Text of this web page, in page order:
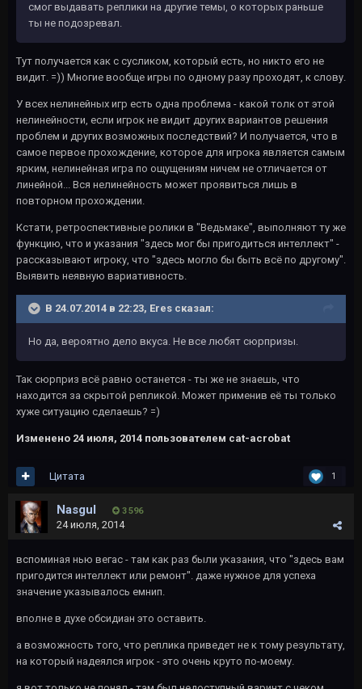
смог выдавать реплики на другие темы, о которых раньше
ты не подозревал.
Тут получается как с сусликом, который есть, но никто его не
видит. =)) Многие вообще игры по одному разу проходят, к слову.
У всех нелинейных игр есть одна проблема - какой толк от этой
нелинейности, если игрок не видит других вариантов решения
проблем и других возможных последствий? И получается, что в
самое первое прохождение, которое для игрока является самым
ярким, нелинейная игра по ощущениям ничем не отличается от
линейной... Вся нелинейность может проявиться лишь в
повторном прохождении.
Кстати, ретроспективные ролики в "Ведьмаке", выполняют ту же
функцию, что и указания "здесь мог бы пригодиться интеллект" -
рассказывают игроку, что "здесь могло бы быть всё по другому".
Выявить неявную вариативность.
В 24.07.2014 в 22:23, Eres сказал:
Но да, вероятно дело вкуса. Не все любят сюрпризы.
Так сюрприз всё равно останется - ты же не знаешь, что
находится за скрытой репликой. Может применив её ты только
хуже ситуацию сделаешь? =)
Изменено 24 июля, 2014 пользователем cat-acrobat
1
Цитата
Nasgul 3 596
24 июля, 2014
вспоминая нью вегас - там как раз были указания, что "здесь вам
пригодится интеллект или ремонт". даже нужное для успеха
значение указывалось емнип.
вполне в духе обсидиан это оставить.
а возможность того, что реплика приведет не к тому результату,
на который надеялся игрок - это очень круто по-моему.